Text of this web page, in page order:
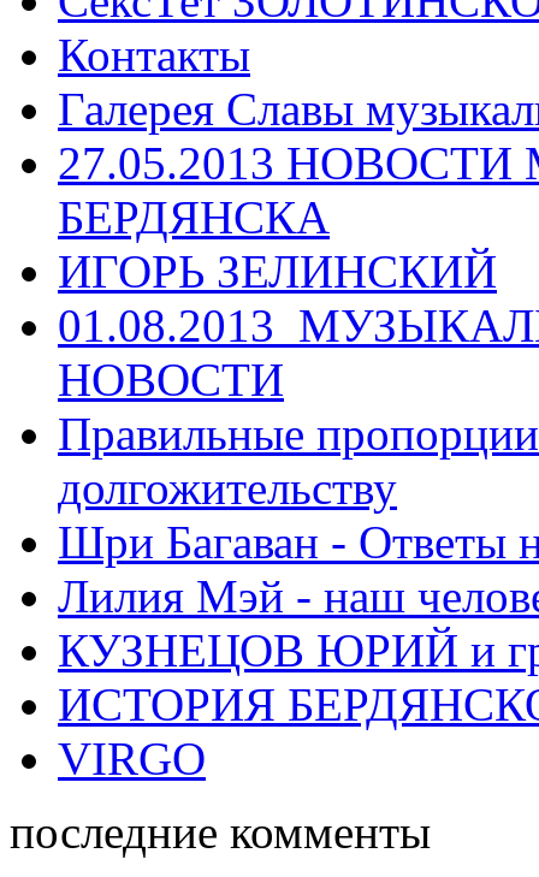
Контакты
Галерея Славы
27.05.2013
БЕРДЯНСКА
ИГОРЬ ЗЕЛИНСКИЙ
НОВОСТИ
Правильные
долгожительству
Шри Багаван - Ответы
Лилия Мэй - наш
КУЗНЕЦОВ ЮРИЙ и
ИСТОРИЯ
VIRGO
последние комменты